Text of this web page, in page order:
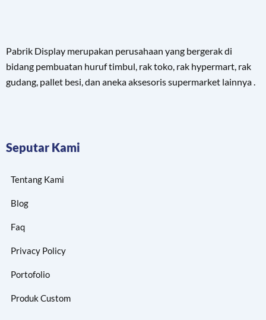
Pabrik Display merupakan perusahaan yang bergerak di
bidang pembuatan huruf timbul, rak toko, rak hypermart, rak
gudang, pallet besi, dan aneka aksesoris supermarket lainnya .
Seputar Kami
Tentang Kami
Blog
Faq
Privacy Policy
Portofolio
Produk Custom